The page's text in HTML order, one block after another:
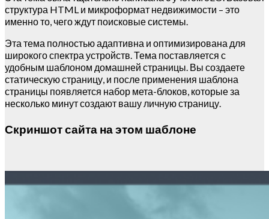
структура HTML и микроформат недвижимости – это
именно то, чего ждут поисковые системы.
Эта тема полностью адаптивна и оптимизирована для
широкого спектра устройств.Тема поставляется с
удобным шаблоном домашней страницы. Вы создаете
статическую страницу, и после применения шаблона
страницы появляется набор мета-блоков, которые за
несколько минут создают вашу личнуюстраницу.
Скриншот сайта на этом шаблоне